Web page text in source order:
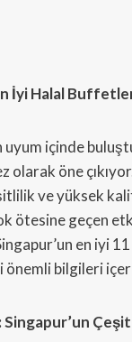
İyi Halal
uyum içinde
olarak öne
ve yüksek
ötesine geçen
en iyi
bilgileri